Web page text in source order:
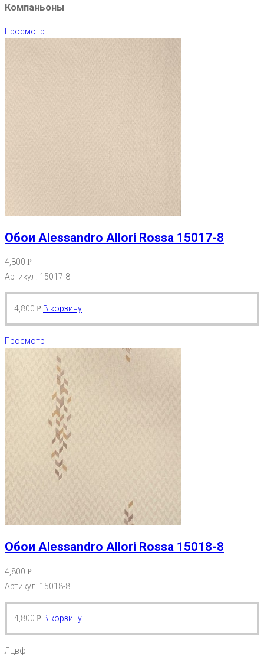
Компаньоны
Просмотр
Обои Alessandro Allori Rossa 15017-8
4,800 Р
Артикул: 15017-8
4,800 Р В корзину
Просмотр
Обои Alessandro Allori Rossa 15018-8
4,800 Р
Артикул: 15018-8
4,800 Р В корзину
Лцвф